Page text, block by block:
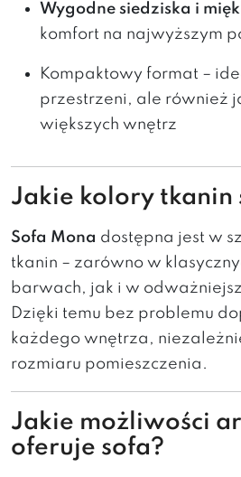
Wygodne siedziska i
komfort na najwyższym
Kompaktowy format –
przestrzeni, ale również
większych wnętrz
Jakie kolory tkanin
Sofa Mona dostępna jest w
tkanin – zarówno w
barwach, jak i w
Dzięki temu bez problemu
każdego wnętrza,
rozmiaru pomieszczenia.
Jakie możliwości
oferuje sofa?